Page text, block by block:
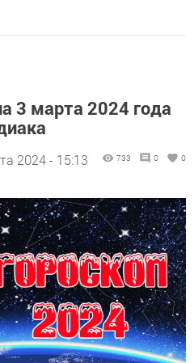
3 марта 2024 года
2024 - 15:13 733 0 0